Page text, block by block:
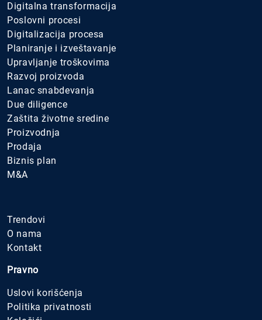
Digitalna transformacija
Poslovni procesi
Digitalizacija procesa
Planiranje i izveštavanje
Upravljanje troškovima
Razvoj proizvoda
Lanac snabdevanja
Due diligence
Zaštita životne sredine
Proizvodnja
Prodaja
Biznis plan
M&A
Trendovi
O nama
Kontakt
Pravno
Uslovi korišćenja
Politika privatnosti